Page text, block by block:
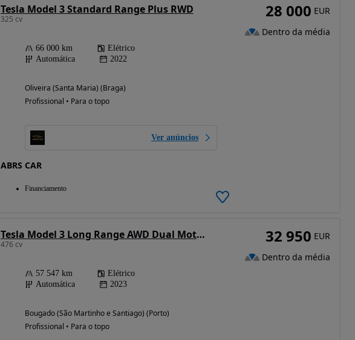
Tesla Model 3 Standard Range Plus RWD
325 cv
66 000 km
Elétrico
Automática
2022
Oliveira (Santa Maria) (Braga)
Profissional • Para o topo
Ver anúncios
ABRS CAR
Financiamento
28 000 EUR
Dentro da média
Tesla Model 3 Long Range AWD Dual Motor
476 cv
57 547 km
Elétrico
Automática
2023
Bougado (São Martinho e Santiago) (Porto)
Profissional • Para o topo
32 950 EUR
Dentro da média